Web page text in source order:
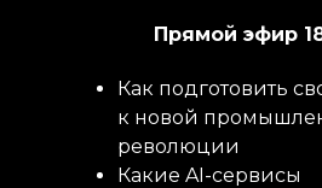
Как подготовить
к новой
революции
Какие AI-сервисы
Прямой эфир